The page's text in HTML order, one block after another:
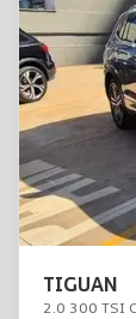
TIGUAN
2.0 300 TSI